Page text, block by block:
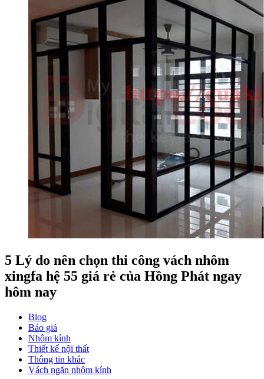
5 Lý do nên chọn thi công vách nhôm
xingfa hệ 55 giá rẻ của Hồng Phát ngay
hôm nay
Blog
Báo giá
Nhôm kính
Thiết kế nội thất
Thông tin khác
Vách ngăn nhôm kính